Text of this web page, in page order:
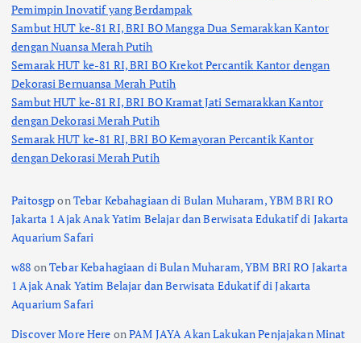
Pemimpin Inovatif yang Berdampak
Sambut HUT ke-81 RI, BRI BO Mangga Dua Semarakkan Kantor
dengan Nuansa Merah Putih
Semarak HUT ke-81 RI, BRI BO Krekot Percantik Kantor dengan
Dekorasi Bernuansa Merah Putih
Sambut HUT ke-81 RI, BRI BO Kramat Jati Semarakkan Kantor
dengan Dekorasi Merah Putih
Semarak HUT ke-81 RI, BRI BO Kemayoran Percantik Kantor
dengan Dekorasi Merah Putih
PaitosgponTebar Kebahagiaan di Bulan Muharam, YBM BRI RO
Jakarta 1 Ajak Anak Yatim Belajar dan Berwisata Edukatif di Jakarta
Aquarium Safari
w88 onTebar Kebahagiaan di Bulan Muharam, YBM BRI RO Jakarta
1 Ajak Anak Yatim Belajar dan Berwisata Edukatif di Jakarta
Aquarium Safari
Discover More Here onPAM JAYA Akan Lakukan Penjajakan Minat